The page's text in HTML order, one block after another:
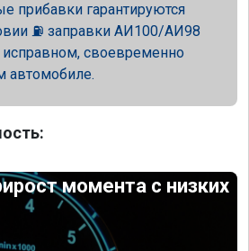
прибавки гарантируются
⛽ заправки АИ100/АИ98
своевременно
автомобиле.
момента с низких